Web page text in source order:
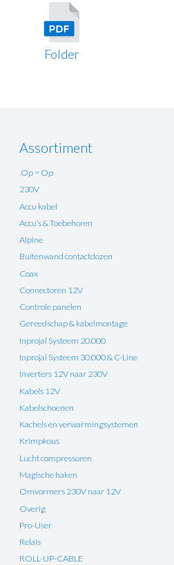
Folder
Assortiment
.Op = Op
230V
Accu kabel
Accu’s & Toebehoren
Alpine
Buitenwand contactdozen
Coax
Connectoren 12V
Controle panelen
Gereedschap & kabelmontage
Inprojal Systeem 20.000
Inprojal Systeem 30.000 & C-Line
Inverters 12V naar 230V
Kabels 12V
Kabelschoenen
Kachels en verwarmingsystemen
Krimpkous
Lucht compressoren
Magische haken
Omvormers 230V naar 12V
Overig
Pro-User
Relais
ROLL-UP-CABLE